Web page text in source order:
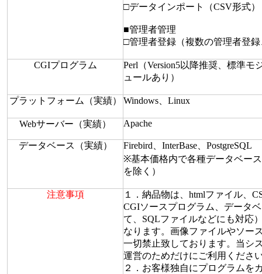
□データインポート（CSV形式）
■管理者管理
□管理者登録（複数の管理者登
CGIプログラム
Perl（Version5以降推奨、標準
ュールあり）
プラットフォーム（実績） Windows、Linux
Webサーバー（実績） Apache
データベース（実績）
Firebird、InterBase、PostgreSQL
※基本価格内で各種データベー
を除く）
注意事項
１．納品物は、htmlファイル、
CGIソースプログラム、データ
て、SQLファイルなどにも対応
なります。画像ファイルやソー
一切禁止致しております。当シ
運営のためだけにご利用くださ
２．お客様独自にプログラムを